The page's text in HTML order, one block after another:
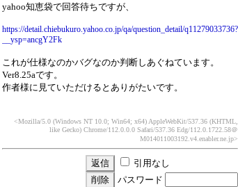
yahoo知恵袋で回答待ちですが、
https://detail.chiebukuro.yahoo.co.jp/qa/question_detail/q11279033736?
__ysp=ancgY2Fk
これが仕様なのかバグなのか判断しあぐねています。
Ver8.25aです。
作者様に見ていただけるとありがたいです。
<Mozilla/5.0 (Windows NT 10.0; Win64; x64) AppleWebKit/537.36 (KHTML,
like Gecko) Chrome/112.0.0.0 Safari/537.36 Edg/112.0.1722.58＠
M014011003192.v4.enabler.ne.jp>
引用なし
パスワード